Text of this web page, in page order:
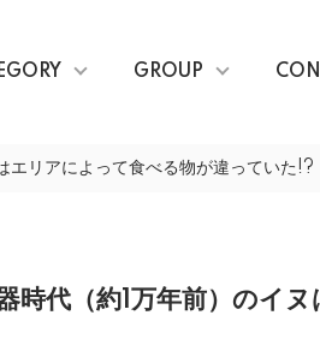
GROUP
エリアによって食べる物が違っていた!?
時代（約1万年前）のイ